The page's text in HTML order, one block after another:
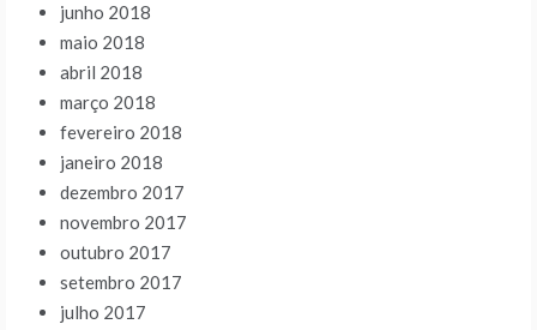
junho 2018
maio 2018
abril 2018
março 2018
fevereiro 2018
janeiro 2018
dezembro 2017
novembro 2017
outubro 2017
setembro 2017
julho 2017